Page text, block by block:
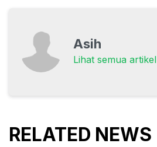
Asih
Lihat semua artikel
RELATED NEWS